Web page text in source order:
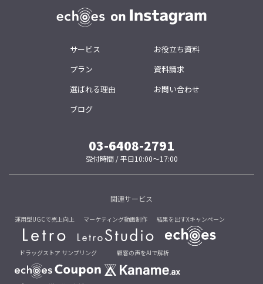
サービス
プラン
選ばれる理由
ブログ
お役立ち資料
資料請求
お問い合わせ
03-6408-2791
受付時間 / 平日10:00～17:00
関連サービス
運用型UGCで売上向上 マーケティング動画制作 結果を出すXキャンペーン
ドラッグストア サンプリング 顧客の声をAIで解析